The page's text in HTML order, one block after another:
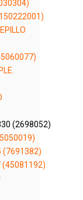
(2698052)
(7691382)
(45081192)